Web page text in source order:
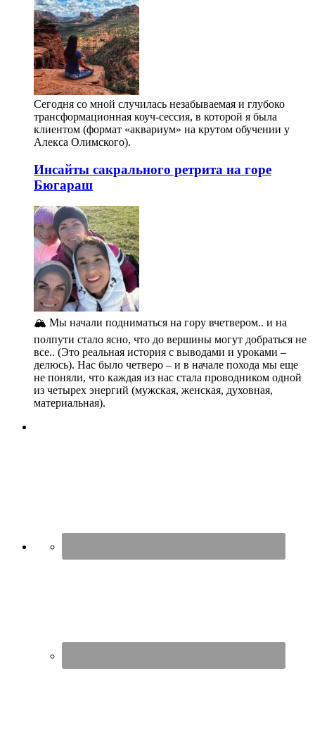
Сегодня со мной случилась незабываемая и глубоко
трансформационная коуч-сессия, в которой я была
клиентом (формат «аквариум» на крутом обучении у
Алекса Олимского).
Инсайты сакрального ретрита на горе
Бюгараш
🏔️ Мы начали подниматься на гору вчетвером.. и на
полпути стало ясно, что до вершины могут добраться не
все.. (Это реальная история с выводами и уроками –
делюсь). Нас было четверо – и в начале похода мы еще
не поняли, что каждая из нас стала проводником одной
из четырех энергий (мужская, женская, духовная,
материальная).